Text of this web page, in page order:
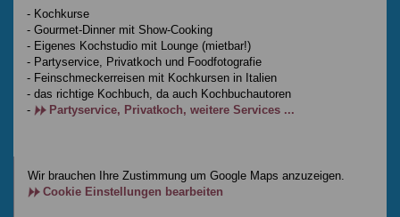
- Kochkurse
- Gourmet-Dinner mit Show-Cooking
- Eigenes Kochstudio mit Lounge (mietbar!)
- Partyservice, Privatkoch und Foodfotografie
- Feinschmeckerreisen mit Kochkursen in Italien
- das richtige Kochbuch, da auch Kochbuchautoren
-
Partyservice, Privatkoch, weitere Services ...
Wir brauchen Ihre Zustimmung um Google Maps anzuzeigen.
Cookie Einstellungen bearbeiten